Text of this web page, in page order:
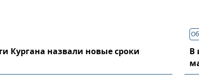
Кургана назвали новые сроки
В